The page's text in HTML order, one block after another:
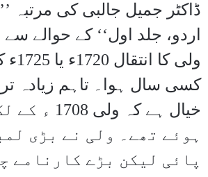
ڈاکٹر جمیل جالبی کی مرتبہ
اردو، جلد اول‘‘ کے حوالے سے
ولی کا
کسی سال ہوا۔ تاہم زیادہ
خیال ہے کہ
ہوئے تھے۔ ولی نے بڑی
پائی لیکن بڑے کارنامے